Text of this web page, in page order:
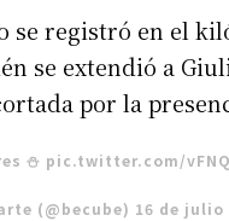
se registró en el
se extendió a
por la
⛄️ pic.twitter.com/
(@becube) 16 de julio